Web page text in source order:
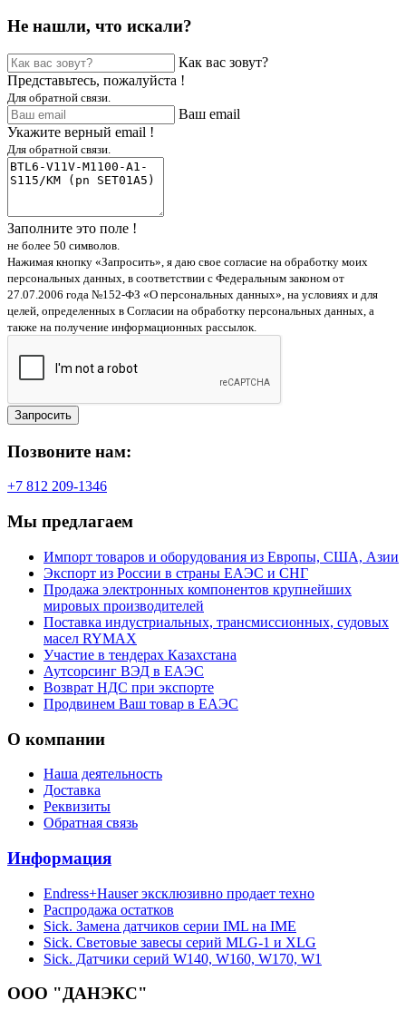
Не нашли, что искали?
Как вас зовут?
Представьтесь, пожалуйста !
Для обратной связи.
Ваш email
Укажите верный email !
Для обратной связи.
Заполните это поле !
не более 50 символов.
Нажимая кнопку «Запросить», я даю свое согласие на обработку моих
персональных данных, в соответствии с Федеральным законом от
27.07.2006 года №152-ФЗ «О персональных данных», на условиях и для
целей, определенных в Согласии на обработку персональных данных, а
также на получение информационных рассылок.
Запросить
Позвоните нам:
+7 812 209-1346
Мы предлагаем
Импорт товаров и оборудования из Европы, США, Азии
Экспорт из России в страны ЕАЭС и СНГ
Продажа электронных компонентов крупнейших
мировых производителей
Поставка индустриальных, трансмиссионных, судовых
масел RYMAX
Участие в тендерах Казахстана
Аутсорсинг ВЭД в ЕАЭС
Возврат НДС при экспорте
Продвинем Ваш товар в ЕАЭС
О компании
Наша деятельность
Доставка
Реквизиты
Обратная связь
Информация
Endress+Hauser эксклюзивно продает техно
Распродажа остатков
Sick. Замена датчиков серии IML на IME
Sick. Световые завесы серий MLG-1 и XLG
Sick. Датчики серий W140, W160, W170, W1
ООО "ДАНЭКС"